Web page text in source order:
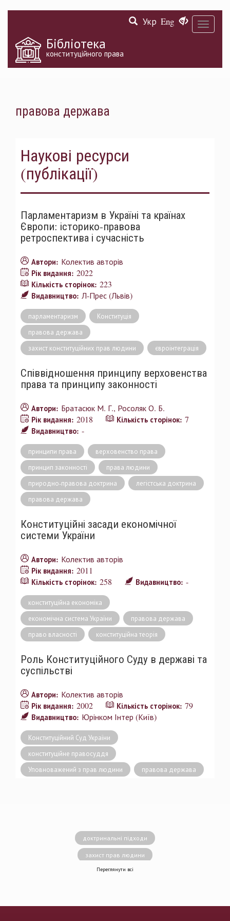
Toggle
Укр Eng
Бібліотека
конституційного права
правова держава
Наукові ресурси
(публікації)
Парламентаризм в Україні та країнах
Європи: історико-правова
ретроспектива і сучасність
Автори: Колектив авторів
Рік видання: 2022
Кількість сторінок: 223
Видавництво: Л-Прес (Львів)
парламентаризм
Конституція
правова держава
захист конституційних прав людини
євроінтеграція
Співвідношення принципу верховенства
права та принципу законності
Автори: Братасюк М. Г. Росоляк О. Б.
Рік видання: 2018 Кількість сторінок: 7
Видавництво: -
принципи права
верховенство права
принцип законності
права людини
природно-правова доктрина
легістська доктрина
правова держава
Конституційні засади економічної
системи України
Автори: Колектив авторів
Рік видання: 2011
Кількість сторінок: 258 Видавництво: -
конституційна економіка
економічна система України
правова держава
право власності
конституційна теорія
Роль Конституційного Суду в державі та
суспільстві
Автори: Колектив авторів
Рік видання: 2002 Кількість сторінок: 79
Видавництво: Юрінком Інтер (Київ)
Конституційний Суд України
конституційне правосуддя
Уповноважений з прав людини
правова держава
доктринальні підходи
захист прав людини
децентралізація влади
генофонд держава
Переглянути всі